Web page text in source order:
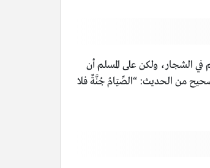
الشجار، ولكن على المسلم أن
من الحديث: “الصِّيَامُ جُنَّةٌ فلا